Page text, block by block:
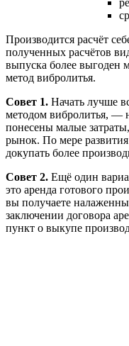
Производится расчёт
полученных расчётов
выпуска более выгоден
метод вибролитья.
Совет 1. Начать лучше
методом вибролитья, —
понесены малые
рынок. По мере
докупать более
Совет 2. Ещё один
это аренда готового
вы получаете
заключении договора
пункт о выкупе